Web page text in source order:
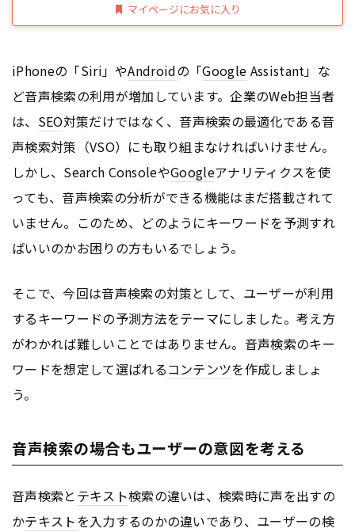
マイページにお気に入り
iPhoneの「Siri」やAndroidの「Google Assistant」な
ど音声検索の利用が増加しています。企業のWeb担当者
は、 SEO対策だけではなく、音声検索の最適化である音
声検索対策（VSO）にも取り組まなければいけません。
しかし、Search ConsoleやGoogleアナリティクスを使
っても、音声検索の分析ができる機能はまだ搭載されて
いません。このため、どのようにキーワードを予測すれ
ばいいのかお困りの方もいるでしょう。
そこで、今回は音声検索の対策として、ユーザーが利用
するキーワードの予測方法をテーマにしました。考え方
がわかれば難しいことではありません。音声検索のキー
ワードを想定して選ばれるコンテンツを作成しましょ
う。
音声検索の場合もユーザーの意図を考える
音声検索と テキスト検索の違いは、検索時に声を出すの
かテキストを入力するのかの違いであり、ユーザーの検